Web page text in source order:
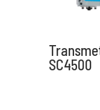
SC4500